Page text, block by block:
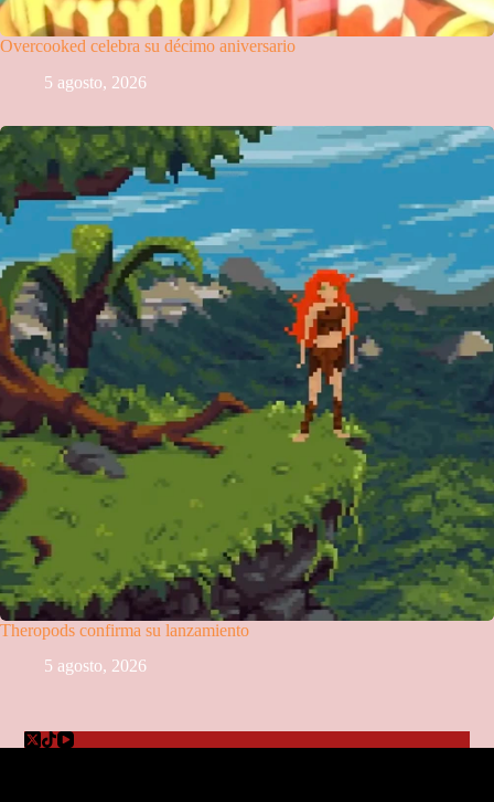
Overcooked celebra su décimo aniversario
5 agosto, 2026
Theropods confirma su lanzamiento
5 agosto, 2026